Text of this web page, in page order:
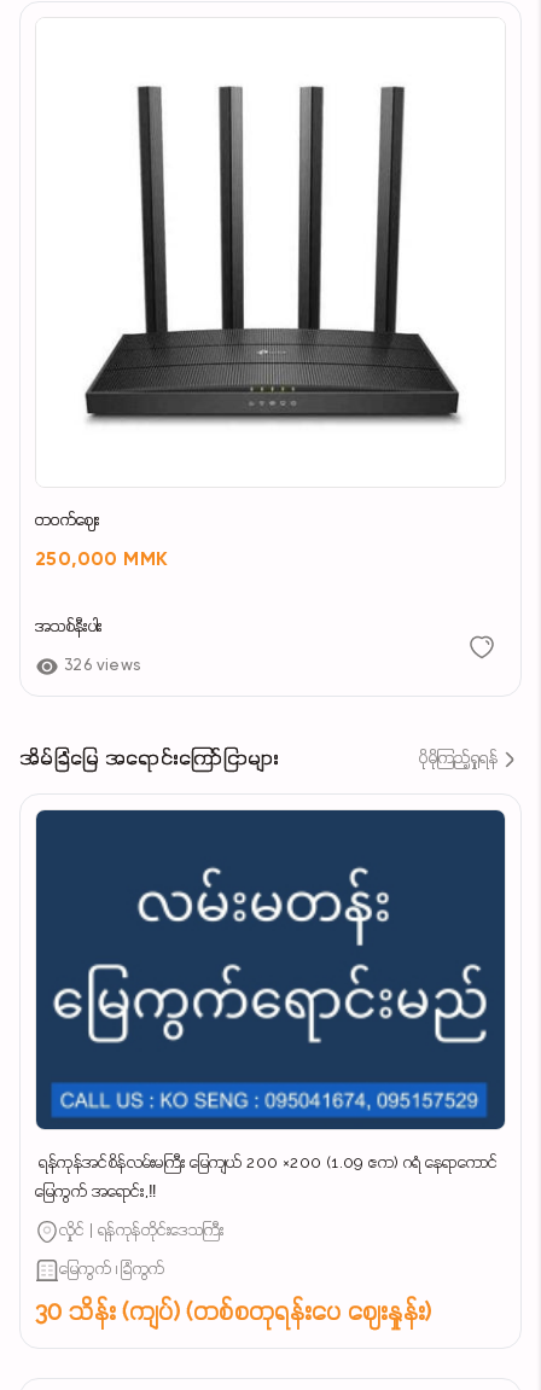
တဝက်ဈေး
250,000 MMK
အသစ်နီးပါး
326 views
အိမ်ခြံမြေ အရောင်းကြော်ငြာများ ပိုမိုကြည့်ရှုရန်
‌ ရန်ကုန်အင်စိန်လမ်းမကြီး မြေကျယ် 200 ×200 (1.09 ဧက) ဂရံ နေရာကောင်
မြေကွက် အရောင်း,‼️
လှိုင် | ရန်ကုန်တိုင်းဒေသကြီး
မြေကွက် ၊ ခြံကွက်
30 သိန်း (ကျပ်) (တစ်စတုရန်းပေ ဈေးနှုန်း)